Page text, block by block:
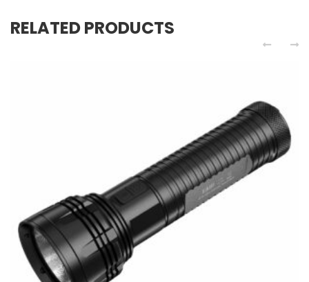
RELATED PRODUCTS